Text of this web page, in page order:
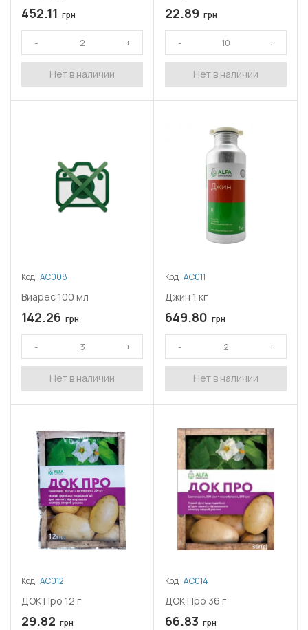
452.11 грн
Нет в наличии
22.89 грн
Нет в наличии
Код: АС008
Виарес 100 мл
142.26 грн
Нет в наличии
Код: АС011
Джин 1 кг
649.80 грн
Нет в наличии
Код: АС012
ДОК Про 12 г
29.82 грн
Код: АС014
ДОК Про 36 г
66.83 грн